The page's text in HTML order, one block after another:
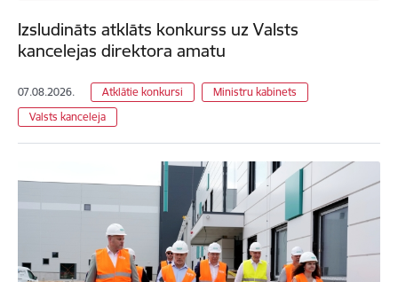
Izsludināts atklāts konkurss uz Valsts
kancelejas direktora amatu
07.08.2026. Atklātie konkursi
Ministru kabinets
Valsts kanceleja